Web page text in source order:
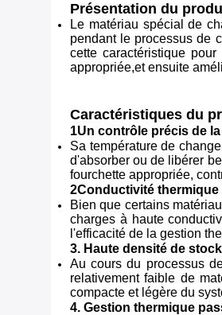
Présentation du
Le matériau spécial de
pendant le processus de
cette caractéristique
appropriée,et ensuite
Caractéristiques du
1Un contrôle précis de
Sa température de
d'absorber ou de libérer
fourchette appropriée,
2Conductivité thermique
Bien que certains
charges à haute
l'efficacité de la gestion
3. Haute densité de
Au cours du processus
relativement faible de
compacte et légère du
4. Gestion thermique